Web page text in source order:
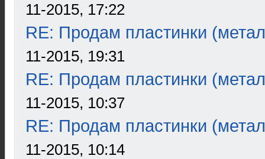
11-2015, 17:22
RE: Продам пластинки
11-2015, 19:31
RE: Продам пластинки
11-2015, 10:37
RE: Продам пластинки
11-2015, 10:14